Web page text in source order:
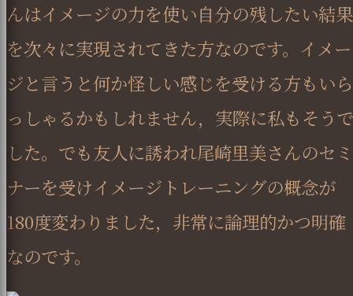
んはイメージの力を使い自分の残したい結果
を次々に実現されてきた方なのです。イメー
ジと言うと何か怪しい感じを受ける方もいら
っしゃるかもしれません，実際に私もそうで
した。でも友人に誘われ尾崎里美さんのセミ
ナーを受けイメージトレーニングの概念が
180度変わりました，非常に論理的かつ明確
なのです。